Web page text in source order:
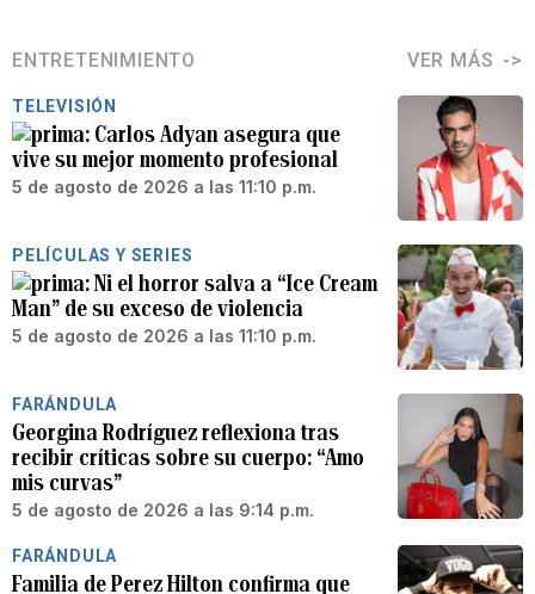
ENTRETENIMIENTO VER MÁS
TELEVISIÓN
Carlos Adyan asegura que
vive su mejor momento profesional
5 de agosto de 2026 a las 11:10 p.m.
PELÍCULAS Y SERIES
Ni el horror salva a “Ice Cream
Man” de su exceso de violencia
5 de agosto de 2026 a las 11:10 p.m.
FARÁNDULA
Georgina Rodríguez reflexiona tras
recibir críticas sobre su cuerpo: “Amo
mis curvas”
5 de agosto de 2026 a las 9:14 p.m.
FARÁNDULA
Familia de Perez Hilton confirma que